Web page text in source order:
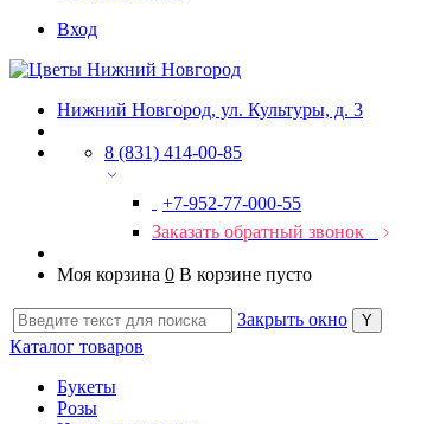
Вход
Нижний Новгород, ул. Культуры, д. 3
8 (831) 414-00-85
+7-952-77-000-55
Заказать обратный звонок
Моя корзина 0 В корзине пусто
Закрыть окно
Каталог товаров
Букеты
Розы